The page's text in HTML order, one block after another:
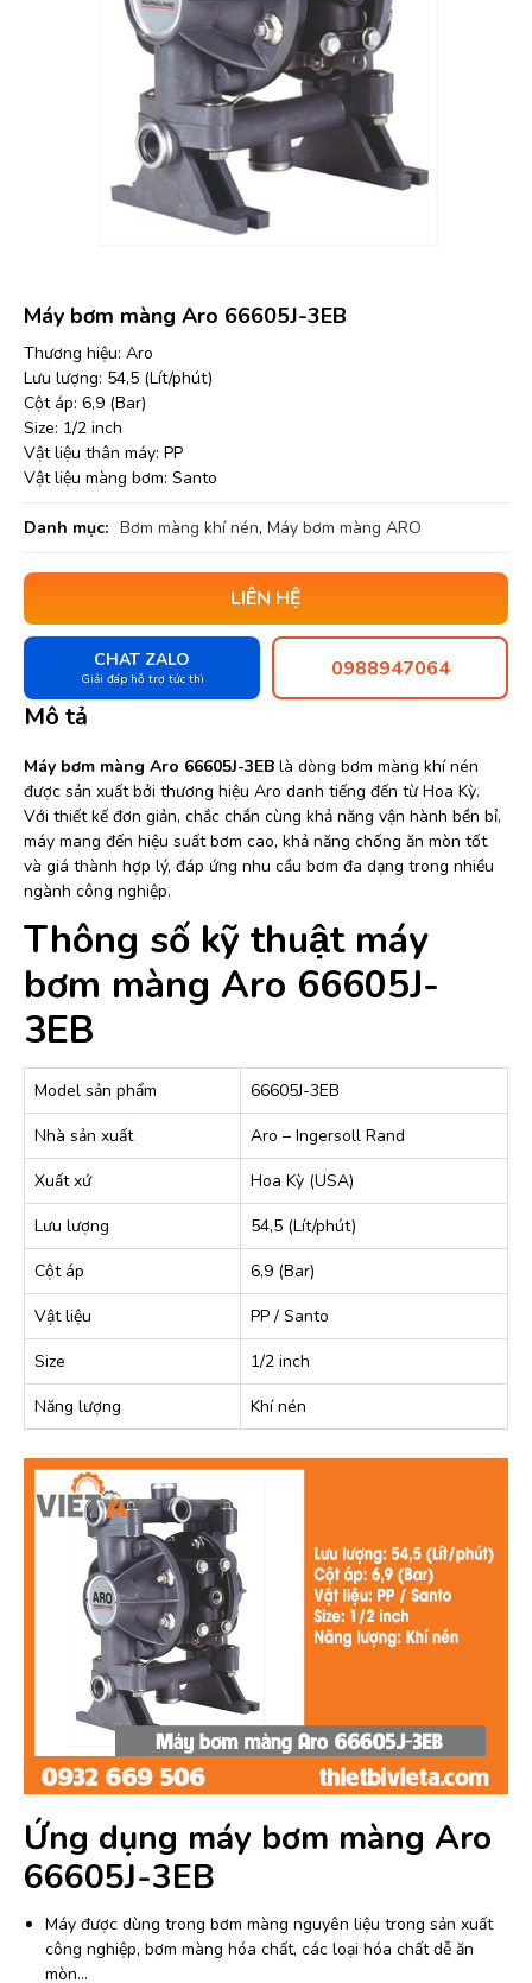
Máy bơm màng Aro 66605J-3EB
Thương hiệu: Aro
Lưu lượng: 54,5 (Lít/phút)
Cột áp: 6,9 (Bar)
Size: 1/2 inch
Vật liệu thân máy: PP
Vật liệu màng bơm: Santo
Danh mục: Bơm màng khí nén, Máy bơm màng ARO
LIÊN HỆ
CHAT ZALO
Giải đáp hỗ trợ tức thì 0988947064
Mô tả
Máy bơm màng Aro 66605J-3EB là dòng bơm màng khí nén
được sản xuất bởi thương hiệu Aro danh tiếng đến từ Hoa Kỳ.
Với thiết kế đơn giản, chắc chắn cùng khả năng vận hành bền bỉ,
máy mang đến hiệu suất bơm cao, khả năng chống ăn mòn tốt
và giá thành hợp lý, đáp ứng nhu cầu bơm đa dạng trong nhiều
ngành công nghiệp.
Thông số kỹ thuật máy
bơm màng Aro 66605J-
3EB
Model sản phẩm
66605J-3EB
Nhà sản xuất
Aro – Ingersoll Rand
Xuất xứ
Hoa Kỳ (USA)
Lưu lượng
54,5 (Lít/phút)
Cột áp
6,9 (Bar)
Vật liệu
PP / Santo
Size
1/2 inch
Năng lượng
Khí nén
Ứng dụng máy bơm màng Aro
66605J-3EB
Máy được dùng trong bơm màng nguyên liệu trong sản xuất
công nghiệp, bơm màng hóa chất, các loại hóa chất dễ ăn
mòn…